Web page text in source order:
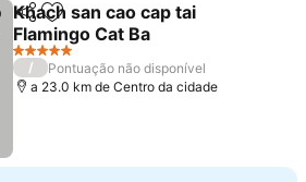
PartilharAdicionar aos favoritos
Khach san cao cap tai
Flamingo Cat Ba
Ver preços
5 Estrelas
/
Pontuação não disponível
a 23.0 km de Centro da cidade